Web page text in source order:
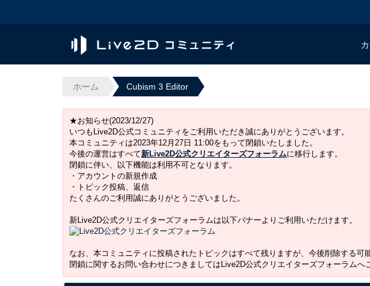
ホーム Cubism 3 Editor
★お知らせ(2023/12/27)
いつもLive2D公式コミュニティをご利用いただき誠にありがとうございます。
本コミュニティは2023年12月27日 11:00をもって閉鎖いたしました。
今後の運営はすべて新Live2D公式クリエイターズフォーラムに移行します。
閉鎖に伴い、以下機能は利用不可となります。
・アカウントの新規作成
・トピック投稿、返信
たくさんのご利用誠にありがとうございました。
新Live2D公式クリエイターズフォーラムは以下バナーよりご利用いただけます。
なお、本コミュニティに投稿されたトピックはすべて残りますが、今後削除する可
閉鎖に関するお問い合わせにつきましてはLive2D公式クリエイターズフォーラムへ